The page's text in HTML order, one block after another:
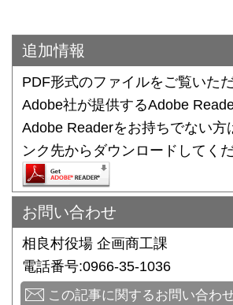
追加情報
PDF形式のファイルをご覧いた
Adobe社が提供するAdobe
Adobe Readerをお持ちでない方
ンク先からダウンロードしてくだ
お問い合わせ
相良村役場 企画商工課
電話番号:0966-35-1036
この記事に関するお問い合わ